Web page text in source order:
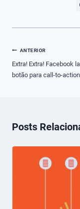
Navegação
de
Post
ANTERIOR
Extra! Extra! Facebook
botão para call-to-action
Posts